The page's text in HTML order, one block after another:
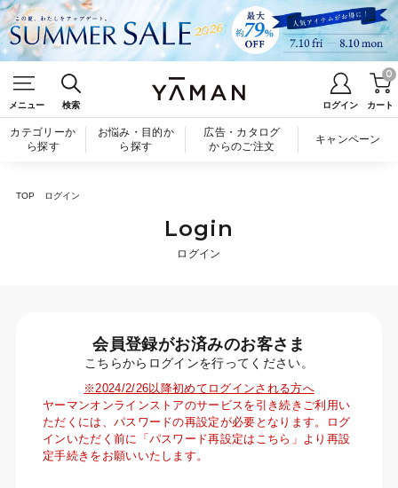
メニュー 検索 ログイン カート
0
カテゴリーか
ら探す
お悩み・目的か
ら探す
広告・カタログ
からのご注文
キャンペーン
TOP ログイン
Login
ログイン
会員登録がお済みのお客さま
こちらからログインを行ってください。
※2024/2/26以降初めてログインされる方へ
ヤーマンオンラインストアのサービスを引き続きご利用い
ただくには、パスワードの再設定が必要となります。ログ
インいただく前に「パスワード再設定はこちら」より再設
定手続きをお願いいたします。